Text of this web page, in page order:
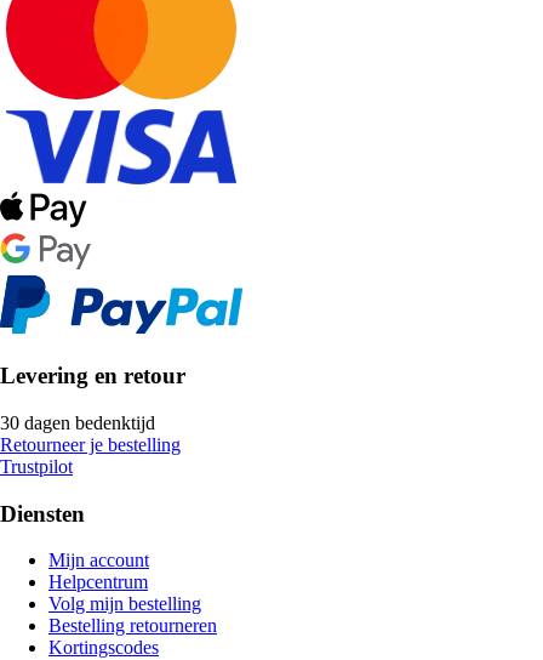
Levering en retour
30 dagen bedenktijd
Retourneer je bestelling
Trustpilot
Diensten
Mijn account
Helpcentrum
Volg mijn bestelling
Bestelling retourneren
Kortingscodes